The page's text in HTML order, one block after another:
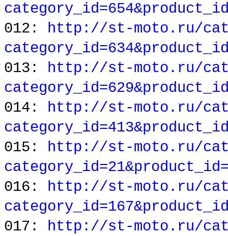
012: http://st-moto.ru/
013: http://st-moto.ru/
014: http://st-moto.ru/
015: http://st-moto.ru/
016: http://st-moto.ru/
017: http://st-moto.ru/